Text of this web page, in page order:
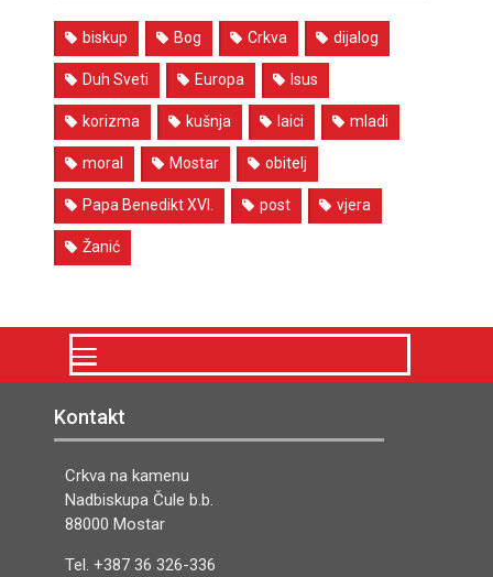
biskup Bog Crkva dijalog
Duh Sveti Europa Isus
korizma kušnja laici mladi
moral Mostar obitelj
Papa Benedikt XVI. post vjera
Žanić
Kontakt
Crkva na kamenu
Nadbiskupa Čule b.b.
88000 Mostar
Tel. +387 36 326-336